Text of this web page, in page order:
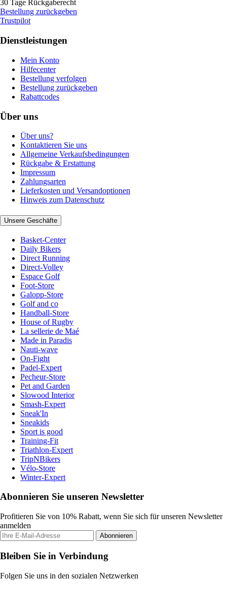
30 Tage Rückgaberecht
Bestellung zurückgeben
Trustpilot
Dienstleistungen
Mein Konto
Hilfecenter
Bestellung verfolgen
Bestellung zurückgeben
Rabattcodes
Über uns
Über uns?
Kontaktieren Sie uns
Allgemeine Verkaufsbedingungen
Rückgabe & Erstattung
Impressum
Zahlungsarten
Lieferkosten und Versandoptionen
Hinweis zum Datenschutz
Unsere Geschäfte
Basket-Center
Daily Bikers
Direct Running
Direct-Volley
Espace Golf
Foot-Store
Galopp-Store
Golf and co
Handball-Store
House of Rugby
La sellerie de Maé
Made in Paradis
Nauti-wave
On-Fight
Padel-Expert
Pecheur-Store
Pet and Garden
Slowood Interior
Smash-Expert
Sneak'In
Sneakids
Sport is good
Training-Fit
Triathlon-Expert
TripNBikers
Vélo-Store
Winter-Expert
Abonnieren Sie unseren Newsletter
Profitieren Sie von 10% Rabatt, wenn Sie sich für unseren Newsletter
anmelden
Abonnieren
Bleiben Sie in Verbindung
Folgen Sie uns in den sozialen Netzwerken